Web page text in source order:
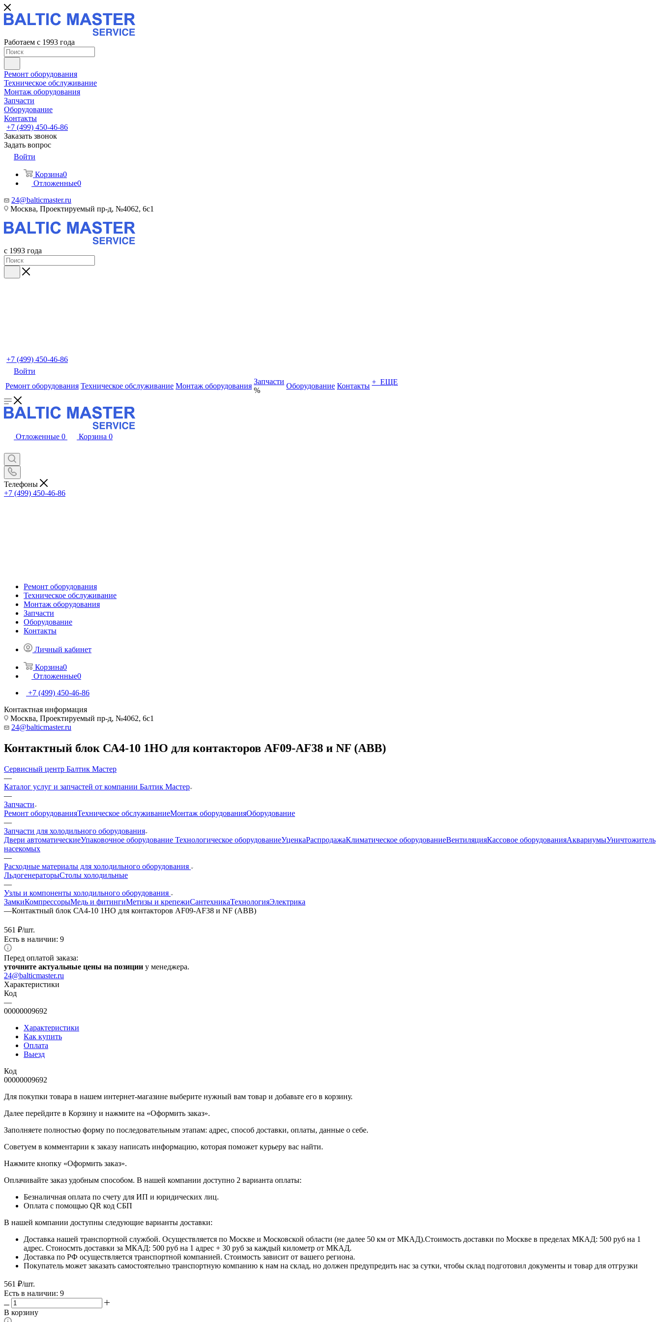
Работаем с 1993 года
Ремонт оборудования
Техническое обслуживание
Монтаж оборудования
Запчасти
Оборудование
Контакты
+7 (499) 450-46-86
Заказать звонок
Задать вопрос
Войти
Корзина0
Отложенные0
24@balticmaster.ru
Москва, Проектируемый пр-д, №4062, 6с1
с 1993 года
+7 (499) 450-46-86
Войти
Ремонт оборудования Техническое обслуживание Монтаж оборудования
Запчасти
%
Оборудование Контакты + ЕЩЕ
Отложенные 0 Корзина 0
Телефоны
+7 (499) 450-46-86
Ремонт оборудования
Техническое обслуживание
Монтаж оборудования
Запчасти
Оборудование
Контакты
Личный кабинет
Корзина0
Отложенные0
+7 (499) 450-46-86
Контактная информация
Москва, Проектируемый пр-д, №4062, 6с1
24@balticmaster.ru
Контактный блок СА4-10 1НО для контакторов AF09-AF38 и NF (ABB)
Сервисный центр Балтик Мастер
—
Каталог услуг и запчастей от компании Балтик Мастер
—
Запчасти
Ремонт оборудованияТехническое обслуживаниеМонтаж оборудованияОборудование
—
Запчасти для холодильного оборудования
Двери автоматическиеУпаковочное оборудование Технологическое оборудованиеУценкаРаспродажаКлиматическое оборудованиеВентиляцияКассовое оборудованияАквариумыУничтожитель
насекомых
—
Расходные материалы для холодильного оборудования
ЛьдогенераторыСтолы холодильные
—
Узлы и компоненты холодильного оборудования
ЗамкиКомпрессорыМедь и фитингиМетизы и крепежиСантехникаТехнологияЭлектрика
—Контактный блок СА4-10 1НО для контакторов AF09-AF38 и NF (ABB)
561 ₽/шт.
Есть в наличии: 9
Перед оплатой заказа:
уточните актуальные цены на позиции у менеджера.
24@balticmaster.ru
Характеристики
Код
—
00000009692
Характеристики
Как купить
Оплата
Выезд
Код
00000009692
Для покупки товара в нашем интернет-магазине выберите нужный вам товар и добавьте его в корзину.
Далее перейдите в Корзину и нажмите на «Оформить заказ».
​​​​​​​Заполняете полностью форму по последовательным этапам: адрес, способ доставки, оплаты, данные о себе.
​​​​​​​Советуем в комментарии к заказу написать информацию, которая поможет курьеру вас найти.
​​​​​​​Нажмите кнопку «Оформить заказ».
Оплачивайте заказ удобным способом. В нашей компании доступно 2 варианта оплаты:
Безналичная оплата по счету для ИП и юридических лиц.
Оплата с помощью QR код СБП
В нашей компании доступны следующие варианты доставки:
Доставка нашей транспортной службой. Осуществляется по Москве и Московской области (не далее 50 км от МКАД).Стоимость доставки по Москве в пределах МКАД: 500 руб на 1
адрес. Стоиосмть доставки за МКАД: 500 руб на 1 адрес + 30 руб за каждый километр от МКАД.
Доставка по РФ осуществляется транспортной компанией. Стоимость зависит от вашего региона.
Покупатель может заказать самостоятельно транспортную компанию к нам на склад, но должен предупредить нас за сутки, чтобы склад подготовил документы и товар для отгрузки
561 ₽/шт.
Есть в наличии: 9
В корзину